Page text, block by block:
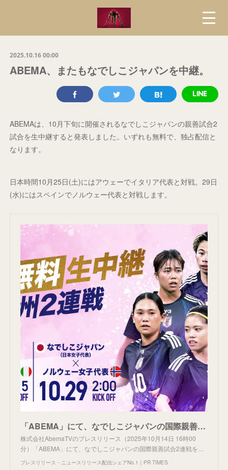
2025.10.16 00:00
ABEMA、またもなでしこジャパンを中継。
ABEMAは、10月下旬に開催されるなでしこジャパンの親善試合2
試合を生中継すると発表しました。いずれも無料で、独占配信と
なります。
日本時間10月25日(土)にはアウェーでイタリア代表と対戦。29日
(水)にはスペインでノルウェー代表と対戦します。
「ABEMA」にて、なでしこジャパンの国際親善試合2連戦を独占無料生中継！10月25日（土）イタリア戦、10月29日（水）ノルウェー戦 ヨーロッパ強豪との連戦に挑む
株式会社AbemaTVのプレスリリース（2025年10月14日 16時00
分）「ABEMA」にて、なでしこジャパンの国際親善試合2連戦を…
プレスリリース・ニュースリリース配信シェアNo.1｜PR TIMES